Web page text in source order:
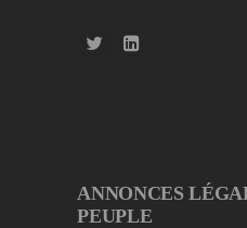
ANNONCES
PEUPLE